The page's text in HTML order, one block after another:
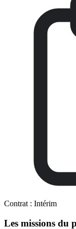
Contrat : Intérim
Les missions du